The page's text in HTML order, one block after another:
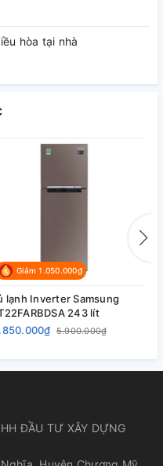
hòa tại nhà
Giảm 1.050.000₫
lạnh Inverter Samsung
243 lít
5.900.000₫
ĐẦU TƯ XÂY DỰNG